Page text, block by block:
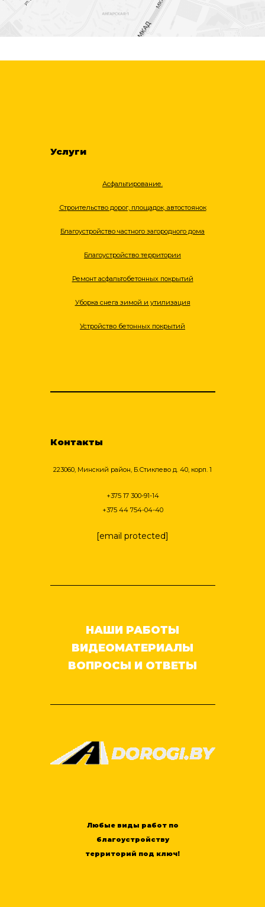
Услуги
Асфальтирование.
Строительство дорог, площадок, автостоянок
Благоустройство частного загородного дома
Благоустройство территории
Ремонт асфальтобетонных покрытий
Уборка снега зимой и утилизация
Устройство бетонных покрытий
Контакты
223060, Минский район, Б.Стиклево д. 40, корп. 1
+375 17 300-91-14
+375 44 754-04-40
[email protected]
НАШИ РАБОТЫ
ВИДЕОМАТЕРИАЛЫ
ВОПРОСЫ И ОТВЕТЫ
Любые виды работ по
благоустройству
территорий под ключ!